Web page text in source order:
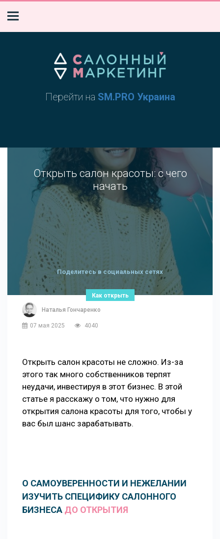
Перейти на SM.PRO Украина
Открыть салон красоты: с чего
начать
Поделитесь в социальных сетях
Как открыть
Наталья Гончаренко
07 мая 2025 4040
Открыть салон красоты не сложно. Из-за
этого так много собственников терпят
неудачи, инвестируя в этот бизнес. В этой
статье я расскажу о том, что нужно для
открытия салона красоты для того, чтобы у
вас был шанс зарабатывать.
О САМОУВЕРЕННОСТИ И НЕЖЕЛАНИИ
ИЗУЧИТЬ СПЕЦИФИКУ САЛОННОГО
БИЗНЕСА ДО ОТКРЫТИЯ